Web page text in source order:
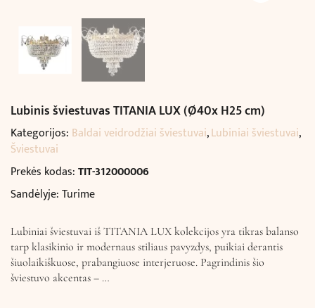
Lubinis šviestuvas TITANIA LUX (Ø40x H25 cm)
Kategorijos: Baldai veidrodžiai šviestuvai,Lubiniai šviestuvai,
Šviestuvai
Prekės kodas:TIT-312000006
Sandėlyje: Turime
Lubiniai šviestuvai iš TITANIA LUX kolekcijos yra tikras balanso
tarp klasikinio ir modernaus stiliaus pavyzdys, puikiai derantis
šiuolaikiškuose, prabangiuose interjeruose. Pagrindinis šio
šviestuvo akcentas – …